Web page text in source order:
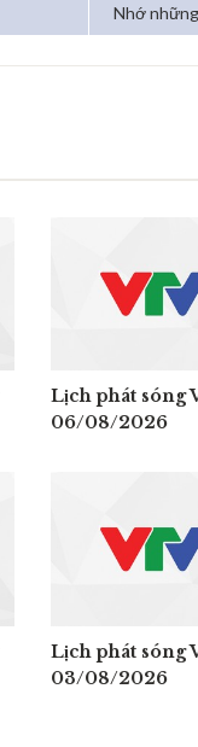
Nhớ
Lịch phát sóng
06/08/2026
Lịch phát sóng
03/08/2026